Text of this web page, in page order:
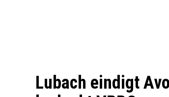
Lubach eindigt